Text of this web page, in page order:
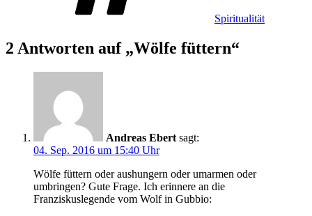
Spiritualität
2 Antworten auf „Wölfe füttern“
Andreas Ebert sagt:
04. Sep. 2016 um 15:40 Uhr
Wölfe füttern oder aushungern oder umarmen oder
umbringen? Gute Frage. Ich erinnere an die
Franziskuslegende vom Wolf in Gubbio: